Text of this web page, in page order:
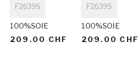
F2639S
100%SOIE
209.00 CHF
F2639S
100%SOIE
209.00 CHF